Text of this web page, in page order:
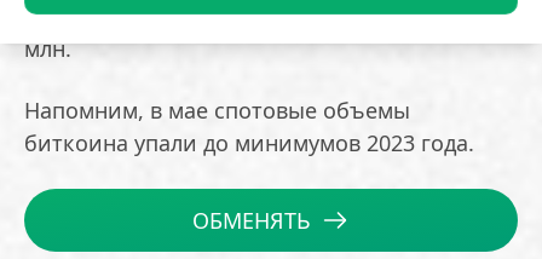
В мультиактивные продукты поступило $4,7
млн.
Напомним, в мае спотовые объемы
биткоина упали до минимумов 2023 года.
ОБМЕНЯТЬ